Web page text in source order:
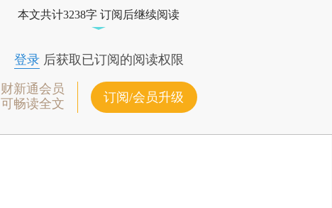
本文共计3238字 订阅后继续阅读
登录后获取已订阅的阅读权限
财新通会员
可畅读全文
订阅/会员升级